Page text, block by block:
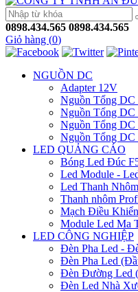
0898.434.565 0898.434.565
Giỏ hàng (0)
NGUỒN DC
Adapter 12V
Nguồn Tổng DC
Nguồn Tổng
Nguồn Tổng
Nguồn Tổng DC
LED QUẢNG CÁO
Bóng Led Đúc
Led Module -
Led Thanh Nhôm
Thanh nhôm
Mạch Điều
Module Led Ma
LED CÔNG NGHIỆP
Đèn Pha Led -
Đèn Pha Led
Đèn Đường Led
Đèn Led Nhà